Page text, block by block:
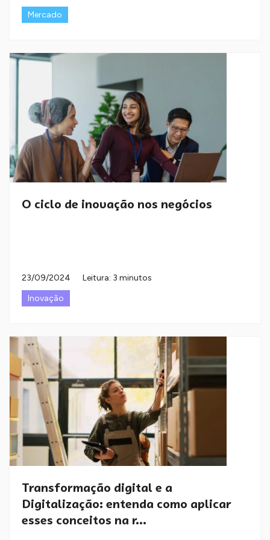
Mercado
O ciclo de inovação nos negócios
23/09/2024
Leitura: 3 minutos
Inovação
Transformação digital e a
Digitalização: entenda como aplicar
esses conceitos na r...